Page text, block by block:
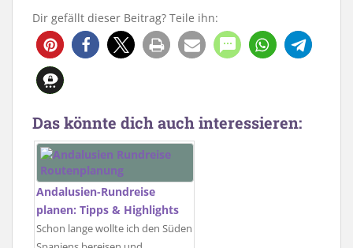
Dir gefällt dieser Beitrag? Teile ihn:
Das könnte dich auch interessieren:
Andalusien-Rundreise
planen: Tipps & Highlights
Schon lange wollte ich den Süden